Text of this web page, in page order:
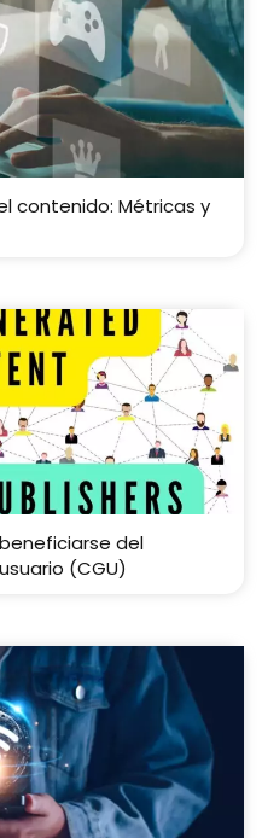
contenido: Métricas y
del
(CGU)